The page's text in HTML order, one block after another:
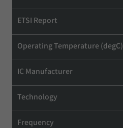
ETSI Report
Operating Temperature (degC)
IC Manufacturer
Technology
Frequency